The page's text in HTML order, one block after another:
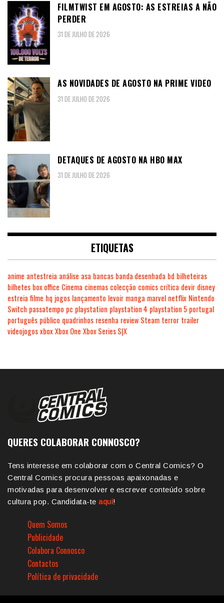
FILMTWIST EM AGOSTO: AS ESTREIAS A NÃO
PERDER
31 DE JULHO DE 2026
AS NOVIDADES DE AGOSTO NA PRIME VIDEO
31 DE JULHO DE 2026
DETAQUES DE AGOSTO NA HBO MAX
31 DE JULHO DE 2026
ETIQUETAS
anime antestreia análise asa bancas banda desenhada bd bilheteiras
bilhetes box office Cinema cinemas colecção comics crítica devir disney
estreia filme hq jogos lançamento levoir manga marvel netflix Nintendo
Switch passatempo pc playstation playstation 4 playstation 5 portugal
português público quadrinhos resenha review Steam terror trailer
videojogosxboxXbox One Xbox Series S|X
QUERES COLABORAR CONNOSCO?
Tens interesse em colaborar com o Central Comics? O
Central Comics procura pessoas apaixonadas e
motivadas para desenvolver e escrever conteúdo sobre
cultura pop. Candidata-te aqui!
Quem Somos
Publicidade
Colabora Connosco
Contactos
Política de privacidade